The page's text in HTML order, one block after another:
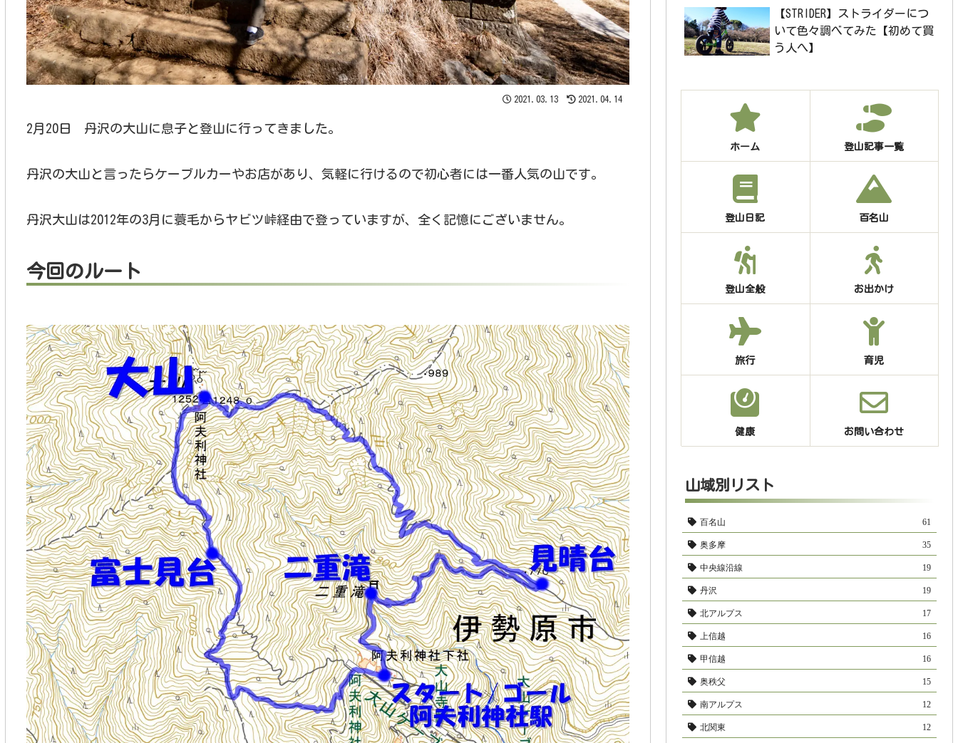
2021.03.13 2021.04.14
2月20日 丹沢の大山に息子と登山に行ってきました。
丹沢の大山と言ったらケーブルカーやお店があり、気軽に行けるので初心者には一番人気の山です。
丹沢大山は2012年の3月に蓑毛からヤビツ峠経由で登っていますが、全く記憶にございません。
今回のルート
【STRIDER】ストライダーにつ
いて色々調べてみた【初めて買
う人へ】
ホーム 登山記事一覧
登山日記 百名山
登山全般 お出かけ
旅行 育児
健康 お問い合わせ
山域別リスト
百名山 61
奥多摩 35
中央線沿線 19
丹沢 19
北アルプス 17
上信越 16
甲信越 16
奥秩父 15
南アルプス 12
北関東 12